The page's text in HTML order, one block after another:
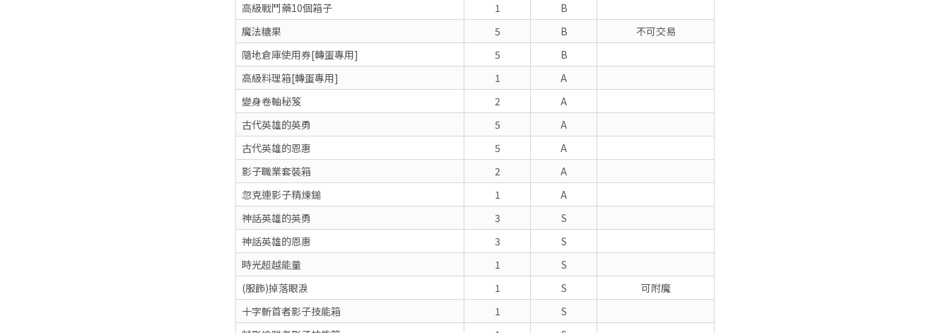
高級戰鬥藥10個箱子
1
B
魔法糖果
5 B
不可交易
隨地倉庫使用券[轉蛋專用]
5
B
高級料理箱[轉蛋專用]
1
A
變身卷軸秘笈
2
A
古代英雄的英勇
5
A
古代英雄的恩惠
5
A
影子職業套裝箱
2
A
忽克連影子精煉鎚
1
A
神話英雄的英勇
3
S
神話英雄的恩惠
3
S
時光超越能量
1
S
(服飾)掉落眼淚
1 S
可附魔
十字斬首者影子技能箱
1
S